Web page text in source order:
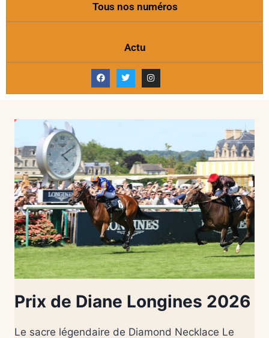
Tous nos numéros
Actu
Prix de Diane Longines 2026
Le sacre légendaire de Diamond Necklace Le